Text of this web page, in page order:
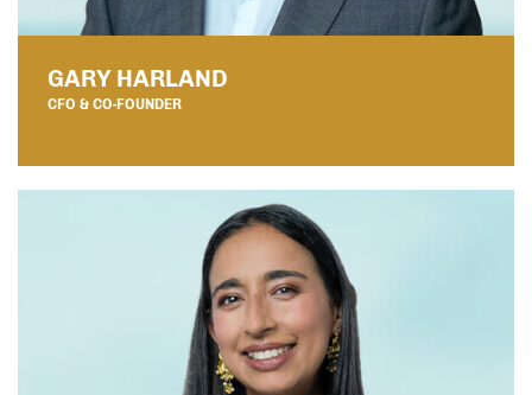
GARY HARLAND
CFO & CO-FOUNDER